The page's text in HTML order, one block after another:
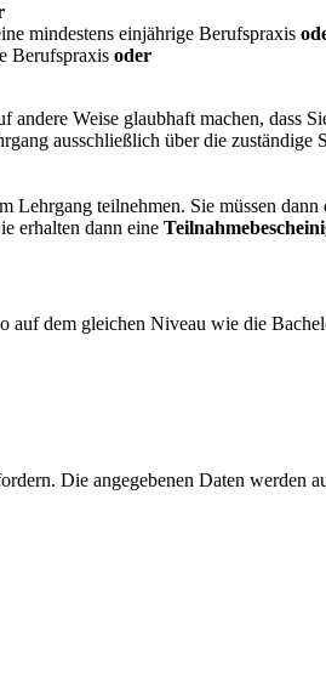
mindestens einjährige Berufspraxis
Berufspraxis oder
Weise glaubhaft machen, dass
ausschließlich über die zuständige
Lehrgang teilnehmen. Sie müssen
erhalten dann eine
dem gleichen Niveau wie die
Die angegebenen Daten werden